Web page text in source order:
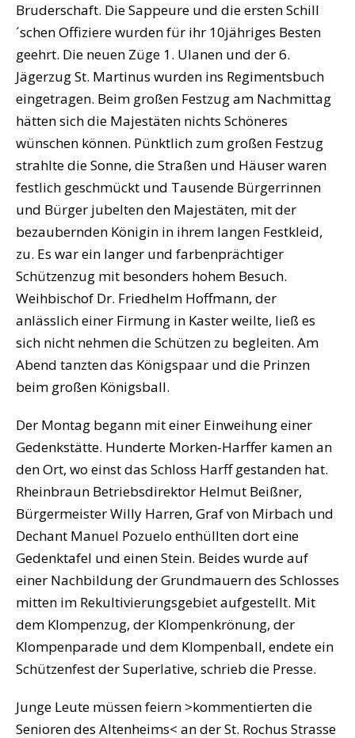
Bruderschaft. Die Sappeure und die ersten Schill
´schen Offiziere wurden für ihr 10jähriges Besten
geehrt. Die neuen Züge 1. Ulanen und der 6.
Jägerzug St. Martinus wurden ins Regimentsbuch
eingetragen. Beim großen Festzug am Nachmittag
hätten sich die Majestäten nichts Schöneres
wünschen können. Pünktlich zum großen Festzug
strahlte die Sonne, die Straßen und Häuser waren
festlich geschmückt und Tausende Bürgerrinnen
und Bürger jubelten den Majestäten, mit der
bezaubernden Königin in ihrem langen Festkleid,
zu. Es war ein langer und farbenprächtiger
Schützenzug mit besonders hohem Besuch.
Weihbischof Dr. Friedhelm Hoffmann, der
anlässlich einer Firmung in Kaster weilte, ließ es
sich nicht nehmen die Schützen zu begleiten. Am
Abend tanzten das Königspaar und die Prinzen
beim großen Königsball.
Der Montag begann mit einer Einweihung einer
Gedenkstätte. Hunderte Morken-Harffer kamen an
den Ort, wo einst das Schloss Harff gestanden hat.
Rheinbraun Betriebsdirektor Helmut Beißner,
Bürgermeister Willy Harren, Graf von Mirbach und
Dechant Manuel Pozuelo enthüllten dort eine
Gedenktafel und einen Stein. Beides wurde auf
einer Nachbildung der Grundmauern des Schlosses
mitten im Rekultivierungsgebiet aufgestellt. Mit
dem Klompenzug, der Klompenkrönung, der
Klompenparade und dem Klompenball, endete ein
Schützenfest der Superlative, schrieb die Presse.
Junge Leute müssen feiern >kommentierten die
Senioren des Altenheims< an der St. Rochus Strasse